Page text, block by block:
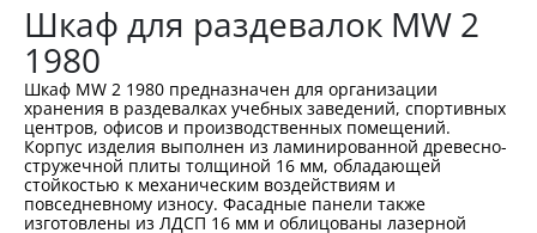
Шкаф для раздевалок MW 2
1980
Шкаф MW 2 1980 предназначен для организации
хранения в раздевалках учебных заведений, спортивных
центров, офисов и производственных помещений.
Корпус изделия выполнен из ламинированной древесно-
стружечной плиты толщиной 16 мм, обладающей
стойкостью к механическим воздействиям и
повседневному износу. Фасадные панели также
изготовлены из ЛДСП 16 мм и облицованы лазерной